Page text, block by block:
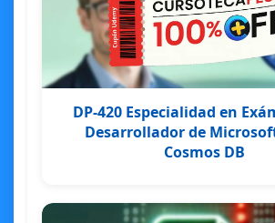
DP-420 Especialidad en
Desarrollador de
Cosmos DB